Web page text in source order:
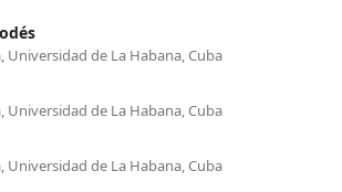
Universidad de La Habana, Cuba
Universidad de La Habana, Cuba
Universidad de La Habana, Cuba